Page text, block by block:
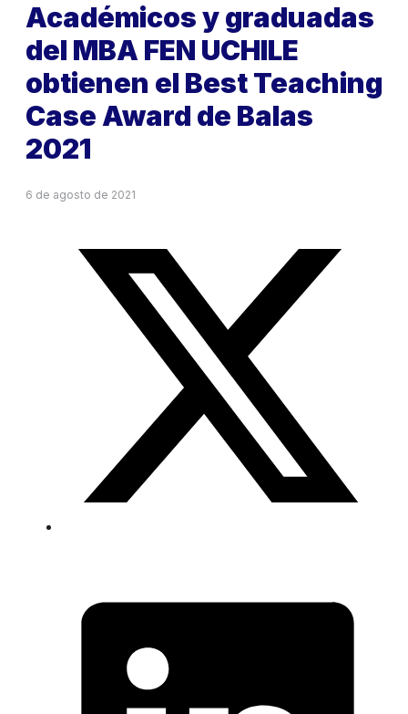
Académicos y graduadas
del MBA FEN UCHILE
obtienen el Best Teaching
Case Award de Balas
2021
6 de agosto de 2021